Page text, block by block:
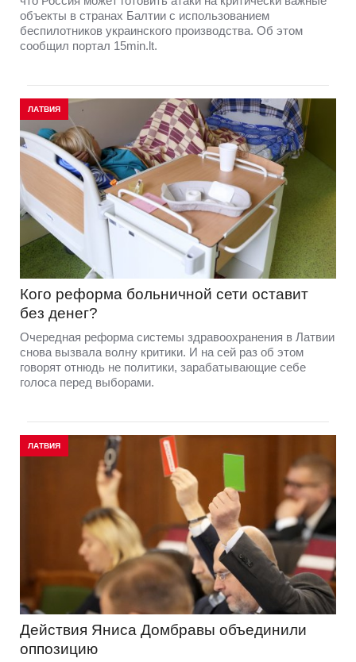
объекты в странах Балтии с использованием
беспилотников украинского производства. Об этом
сообщил портал 15min.lt.
ЛАТВИЯ
Кого реформа больничной сети оставит
без денег?
Очередная реформа системы здравоохранения в Латвии
снова вызвала волну критики. И на сей раз об этом
говорят отнюдь не политики, зарабатывающие себе
голоса перед выборами.
ЛАТВИЯ
Действия Яниса Домбравы объединили
оппозицию